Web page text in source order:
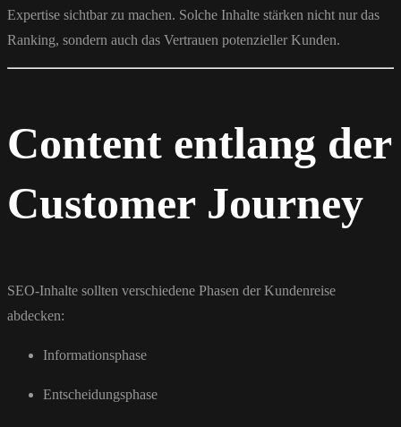
Expertise sichtbar zu machen. Solche Inhalte stärken nicht nur das
Ranking, sondern auch das Vertrauen potenzieller Kunden.
Content entlang der
Customer Journey
SEO-Inhalte sollten verschiedene Phasen der Kundenreise
abdecken:
Informationsphase
Entscheidungsphase